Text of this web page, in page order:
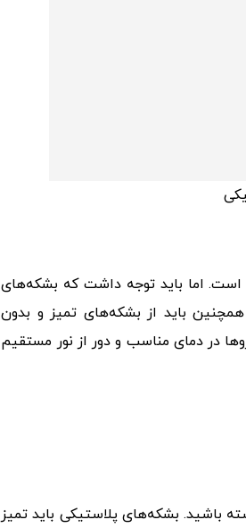
است. اما باید توجه داشت که بشکه‌های
همچنین باید از بشکه‌های تمیز و بدون
در دمای مناسب و دور از نور مستقیم
باشید. بشکه‌های پلاستیکی باید تمیز